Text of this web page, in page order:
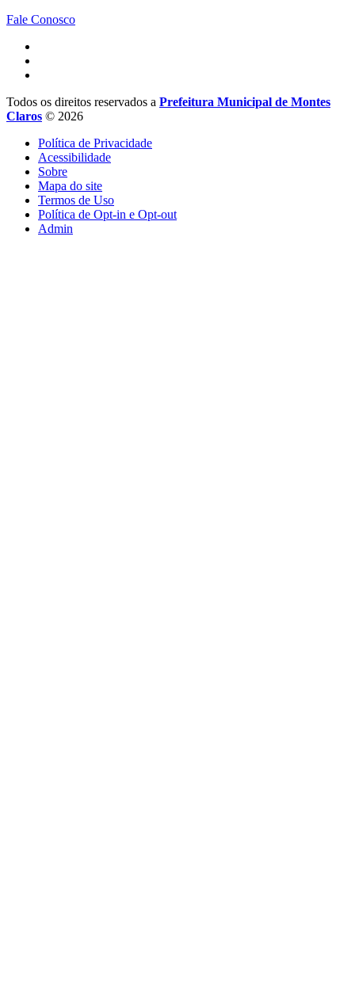
Fale Conosco
Todos os direitos reservados a Prefeitura Municipal de Montes
Claros © 2026
Política de Privacidade
Acessibilidade
Sobre
Mapa do site
Termos de Uso
Política de Opt-in e Opt-out
Admin